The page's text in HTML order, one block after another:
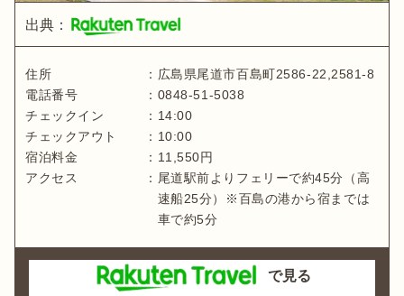
出典：
住所 ： 広島県尾道市百島町2586-22,2581-8
電話番号
： 0848-51-5038
チェックイン
： 14:00
チェックアウト
： 10:00
宿泊料金
： 11,550円
アクセス
： 尾道駅前よりフェリーで約45分（高
速船25分）※百島の港から宿までは
車で約5分
で見る